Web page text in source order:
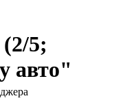
5;
авто"